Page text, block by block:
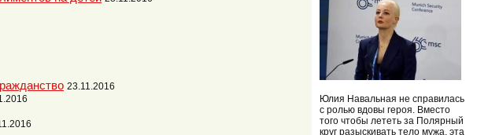
23.11.2016
Юлия Навальная не справилась
с ролью вдовы героя. Вместо
того чтобы лететь за Полярный
круг разыскивать тело мужа, эта